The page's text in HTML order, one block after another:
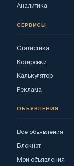
Аналитика
СЕРВИСЫ
Статистика
Котировки
Калькулятор
Реклама
ОБЪЯВЛЕНИЯ
Все объявления
Блокнот
Мои объявления